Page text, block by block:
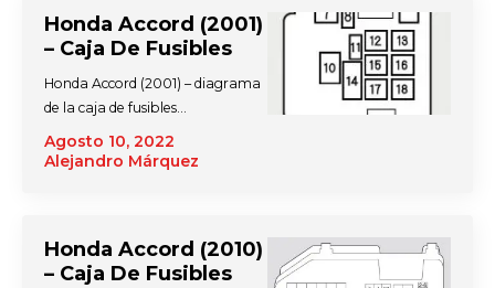
Honda Accord (2001)
– Caja De Fusibles
Agosto 10, 2022
Alejandro Márquez
Honda Accord (2001) – diagrama
de la caja de fusibles…
Honda Accord (2010)
– Caja De Fusibles